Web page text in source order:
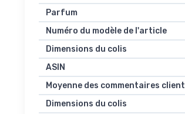
Parfum
Numéro du modèle de l'article
Dimensions du colis
ASIN
Moyenne des commentaires client
Dimensions du colis